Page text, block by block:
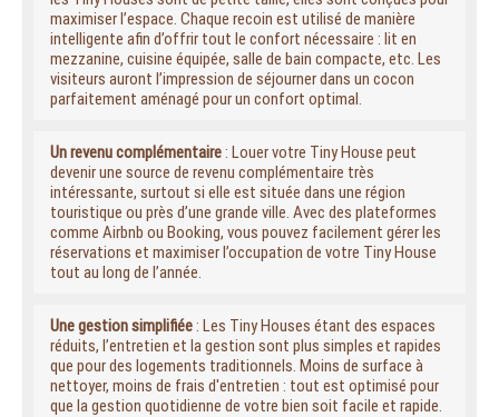
maximiser l’espace. Chaque recoin est utilisé de manière
intelligente afin d’offrir tout le confort nécessaire : lit en
mezzanine, cuisine équipée, salle de bain compacte, etc. Les
visiteurs auront l’impression de séjourner dans un cocon
parfaitement aménagé pour un confort optimal.
Un revenu complémentaire: Louer votre Tiny House peut
devenir une source de revenu complémentaire très
intéressante, surtout si elle est située dans une région
touristique ou près d’une grande ville. Avec des plateformes
comme Airbnb ou Booking, vous pouvez facilement gérer les
réservations et maximiser l’occupation de votre Tiny House
tout au long de l’année.
Une gestion simplifiée: Les Tiny Houses étant des espaces
réduits, l’entretien et la gestion sont plus simples et rapides
que pour des logements traditionnels. Moins de surface à
nettoyer, moins de frais d'entretien : tout est optimisé pour
que la gestion quotidienne de votre bien soit facile et rapide.